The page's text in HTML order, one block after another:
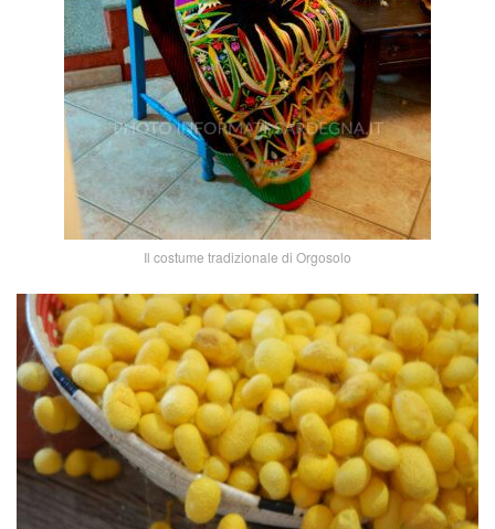
Il costume tradizionale di Orgosolo